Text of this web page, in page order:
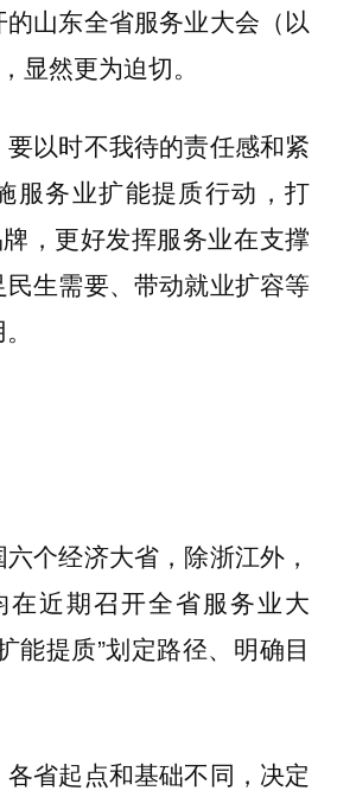
山东全省服务业大会（以
显然更为迫切。
以时不我待的责任感和紧
服务业扩能提质行动，打
，更好发挥服务业在支撑
生需要、带动就业扩容等
个经济大省，除浙江外，
在近期召开全省服务业大
能提质”划定路径、明确目
省起点和基础不同，决定